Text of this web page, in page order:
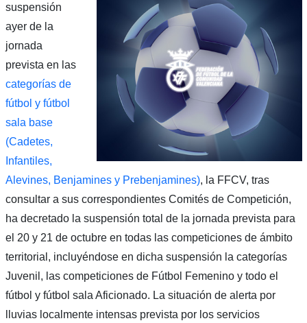
suspensión
ayer de la
jornada
prevista en las
categorías de
fútbol y fútbol
sala base
(Cadetes,
Infantiles,
Alevines, Benjamines y Prebenjamines), la FFCV, tras
consultar a sus correspondientes Comités de Competición,
ha decretado la suspensión total de la jornada prevista para
el 20 y 21 de octubre en todas las competiciones de ámbito
territorial, incluyéndose en dicha suspensión la categorías
Juvenil, las competiciones de Fútbol Femenino y todo el
fútbol y fútbol sala Aficionado. La situación de alerta por
lluvias localmente intensas prevista por los servicios